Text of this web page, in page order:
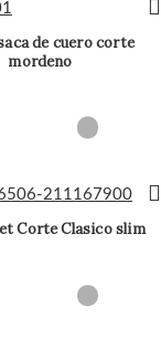
de cuero corte
mordeno
Corte Clasico slim